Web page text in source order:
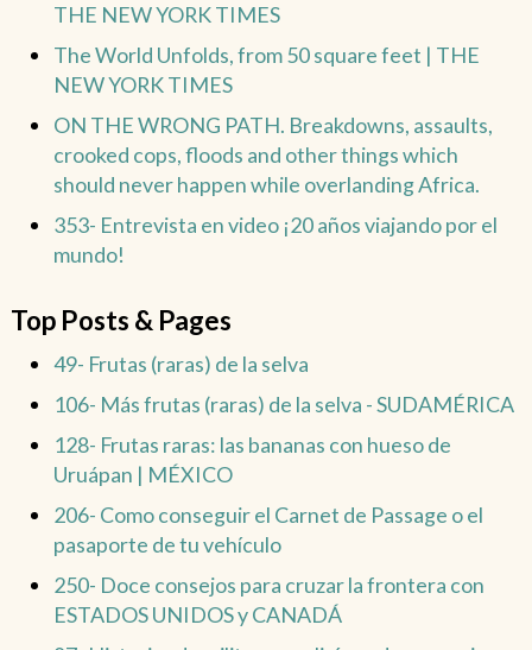
THE NEW YORK TIMES
The World Unfolds, from 50 square feet | THE
NEW YORK TIMES
ON THE WRONG PATH. Breakdowns, assaults,
crooked cops, floods and other things which
should never happen while overlanding Africa.
353- Entrevista en video ¡20 años viajando por el
mundo!
Top Posts & Pages
49- Frutas (raras) de la selva
106- Más frutas (raras) de la selva - SUDAMÉRICA
128- Frutas raras: las bananas con hueso de
Uruápan | MÉXICO
206- Como conseguir el Carnet de Passage o el
pasaporte de tu vehículo
250- Doce consejos para cruzar la frontera con
ESTADOS UNIDOS y CANADÁ